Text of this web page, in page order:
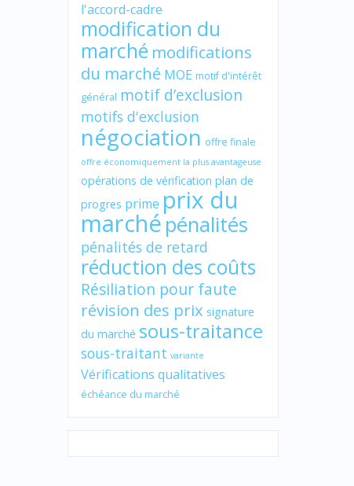
l'accord-cadre
modification du
marché modifications
du marché MOE motif d'intérêt
général motif d’exclusion
motifs d'exclusion
négociation offre finale
offre économiquement la plus avantageuse
opérations de vérification plan de
progres prime prix du
marché pénalités
pénalités de retard
réduction des coûts
Résiliation pour faute
révision des prix signature
du marché sous-traitance
sous-traitant variante
Vérifications qualitatives
échéance du marché